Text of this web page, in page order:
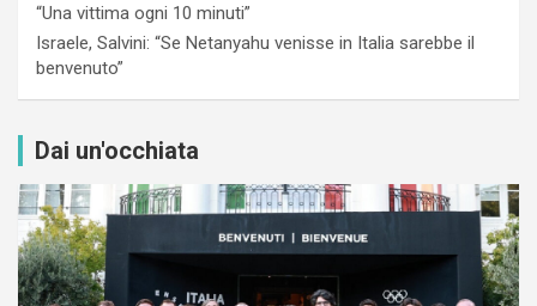
“Una vittima ogni 10 minuti”
Israele, Salvini: “Se Netanyahu venisse in Italia sarebbe il
benvenuto”
Dai un'occhiata